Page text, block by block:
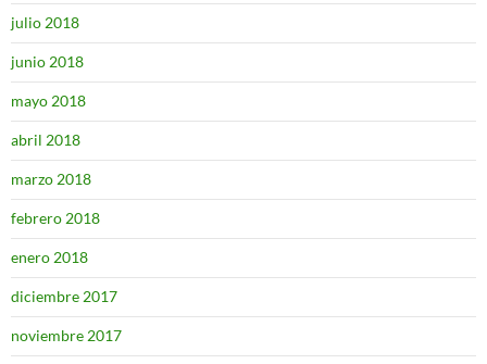
julio 2018
junio 2018
mayo 2018
abril 2018
marzo 2018
febrero 2018
enero 2018
diciembre 2017
noviembre 2017